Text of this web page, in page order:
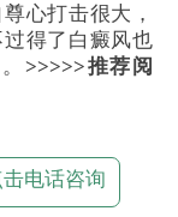
心打击很大，
得了白癜风也
>>>>>推荐阅
击电话咨询